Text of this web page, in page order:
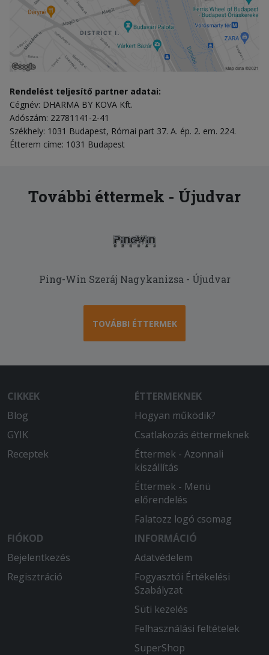
Rendelést teljesítő partner adatai:
Cégnév: DHARMA BY KOVA Kft.
Adószám: 22781141-2-41
Székhely: 1031 Budapest, Római part 37. A. ép. 2. em. 224.
Étterem címe: 1031 Budapest
További éttermek - Újudvar
Ping-Win Szeráj Nagykanizsa - Újudvar
TOVÁBBI ÉTTERMEK
CIKKEK
Blog
GYIK
Receptek
ÉTTERMEKNEK
Hogyan működik?
Csatlakozás éttermeknek
Éttermek - Azonnali
kiszállítás
Éttermek - Menü
előrendelés
Falatozz logó csomag
FIÓKOD
Bejelentkezés
Regisztráció
INFORMÁCIÓ
Adatvédelem
Fogyasztói Értékelési
Szabályzat
Süti kezelés
Felhasználási feltételek
SuperShop